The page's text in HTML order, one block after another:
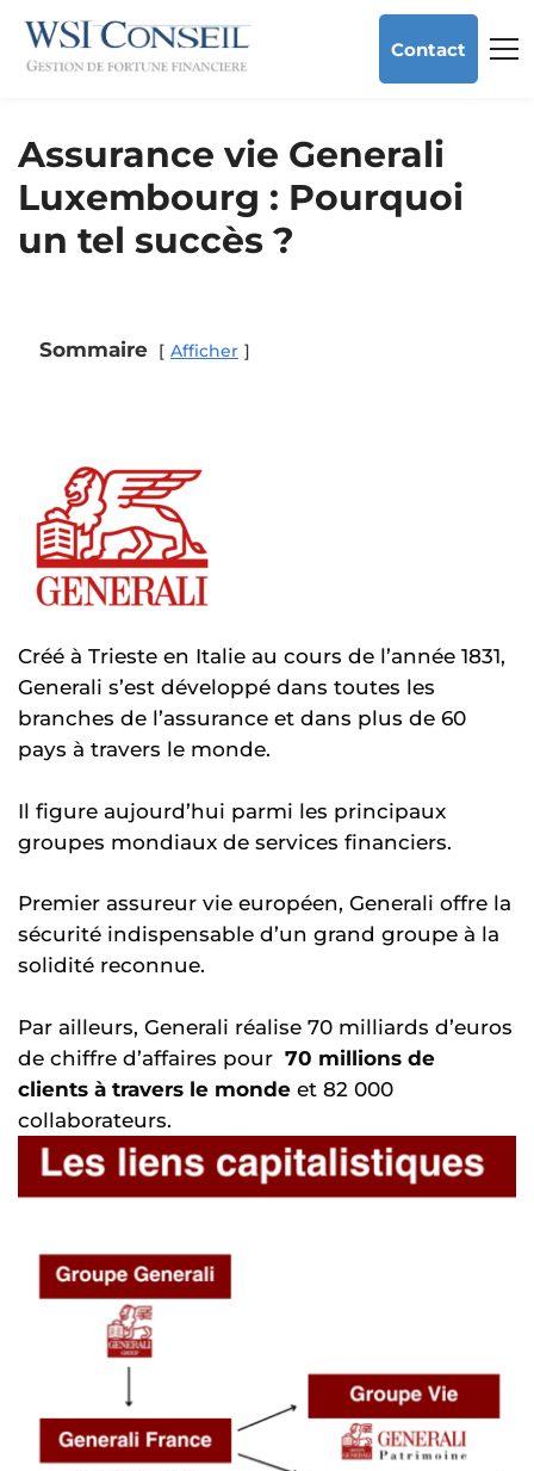
Contact
Assurance vie Generali
Luxembourg : Pourquoi
un tel succès ?
Sommaire Afficher
Créé à Trieste en Italie au cours de l’année 1831,
Generali s’est développé dans toutes les
branches de l’assurance et dans plus de 60
pays à travers le monde.
Il figure aujourd’hui parmi les principaux
groupes mondiaux de services financiers.
Premier assureur vie européen, Generali offre la
sécurité indispensable d’un grand groupe à la
solidité reconnue.
Par ailleurs, Generali réalise 70 milliards d’euros
de chiffre d’affaires pour 70 millions de
clients à travers le monde et 82 000
collaborateurs.